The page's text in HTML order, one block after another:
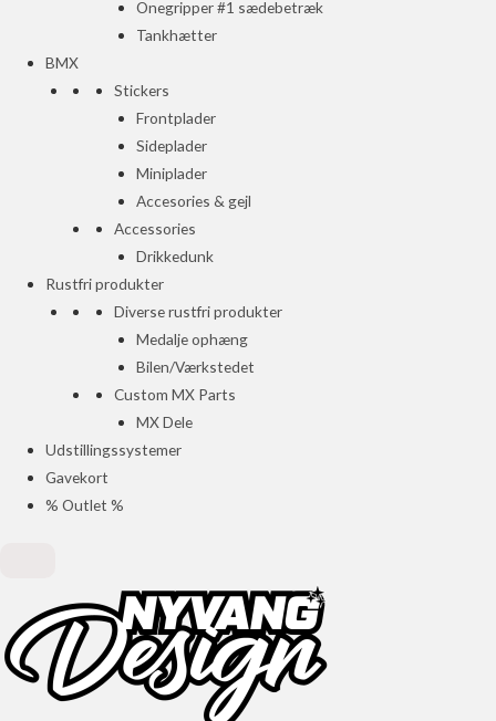
Onegripper #1 sædebetræk
Tankhætter
BMX
Stickers
Frontplader
Sideplader
Miniplader
Accesories & gejl
Accessories
Drikkedunk
Rustfri produkter
Diverse rustfri produkter
Medalje ophæng
Bilen/Værkstedet
Custom MX Parts
MX Dele
Udstillingssystemer
Gavekort
% Outlet %